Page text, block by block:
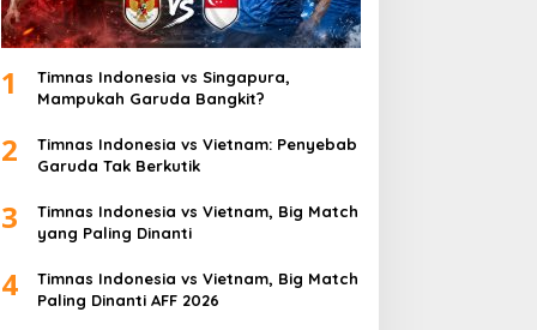
1
Timnas Indonesia vs Singapura,
Mampukah Garuda Bangkit?
2
Timnas Indonesia vs Vietnam: Penyebab
Garuda Tak Berkutik
3
Timnas Indonesia vs Vietnam, Big Match
yang Paling Dinanti
4
Timnas Indonesia vs Vietnam, Big Match
Paling Dinanti AFF 2026